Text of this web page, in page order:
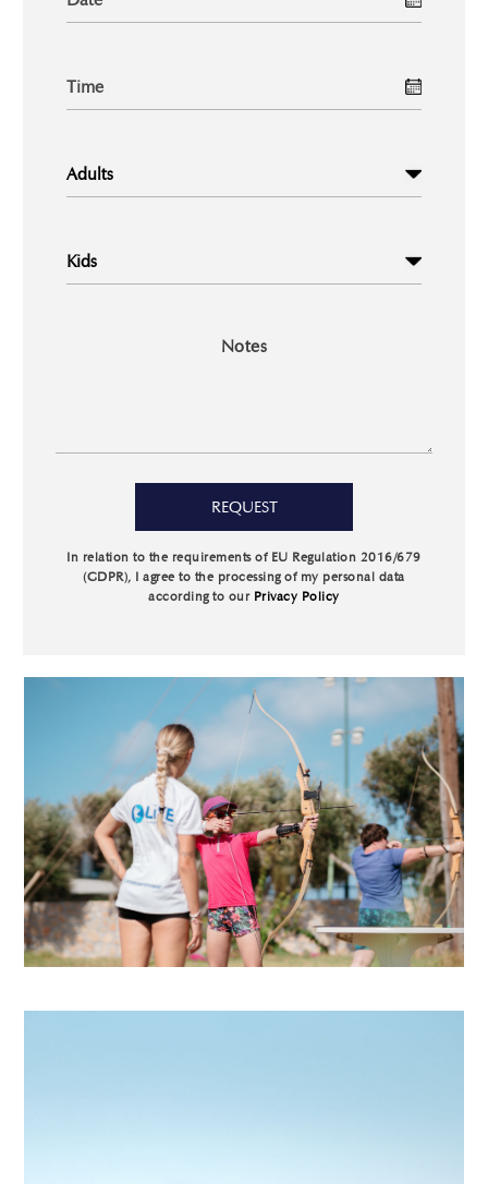
Notes
In relation to the requirements of EU Regulation 2016/679
(GDPR), I agree to the processing of my personal data
according to our Privacy Policy